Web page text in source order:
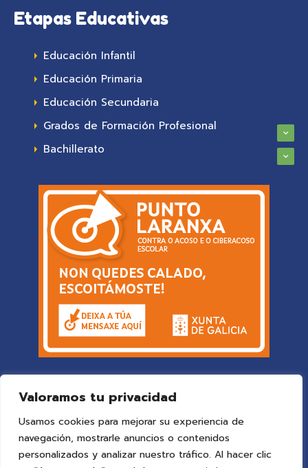
Valoramos tu privacidad
Usamos cookies para mejorar su experiencia de
navegación, mostrarle anuncios o contenidos
personalizados y analizar nuestro tráfico. Al hacer clic
Etapas Educativas
Educación Infantil
Educación Primaria
Educación Secundaria
Grados de Formación Profesional
Bachillerato